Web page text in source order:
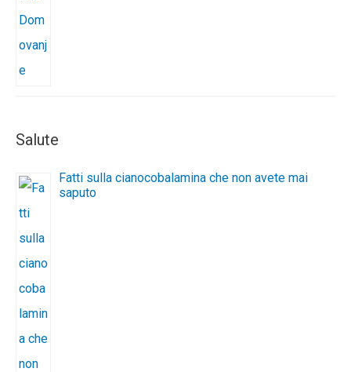
Salute
Fatti sulla cianocobalamina che non avete mai
saputo